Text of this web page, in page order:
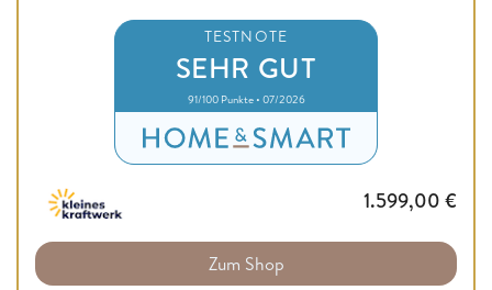
TESTNOTE
SEHR GUT
91/100 Punkte • 07/2026
1.599,00 €
Zum Shop